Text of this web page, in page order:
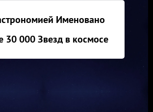
Именовано
30 000 Звезд в космосе